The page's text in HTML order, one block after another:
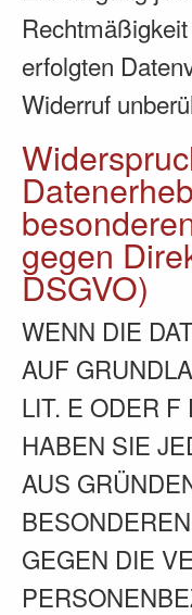
erfolgten
Widerruf
gegen
DSGVO)
WENN DIE
AUF
LIT. E ODER F
HABEN SIE
AUS
GEGEN DIE